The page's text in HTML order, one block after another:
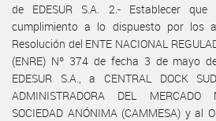
de EDESUR S.A. 2.- Establecer
cumplimiento a lo dispuesto por los
Resolución del ENTE NACIONAL
(ENRE) Nº 374 de fecha 3 de mayo
EDESUR S.A., a CENTRAL DOCK
ADMINISTRADORA DEL MERCADO
SOCIEDAD ANÓNIMA (CAMMESA) y al